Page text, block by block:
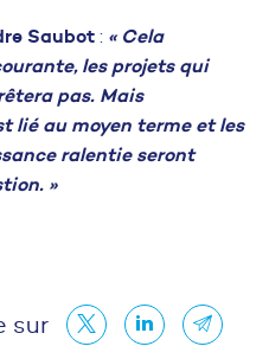
Saubot : « Cela
les projets qui
pas. Mais
lié au moyen terme et les
ralentie seront
»
sur